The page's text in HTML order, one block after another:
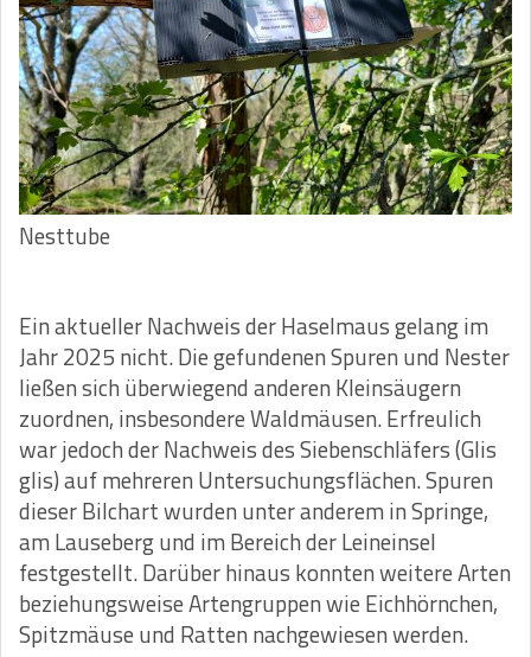
Nesttube
Ein aktueller Nachweis der Haselmaus gelang im
Jahr 2025 nicht. Die gefundenen Spuren und Nester
ließen sich überwiegend anderen Kleinsäugern
zuordnen, insbesondere Waldmäusen. Erfreulich
war jedoch der Nachweis des Siebenschläfers (Glis
glis) auf mehreren Untersuchungsflächen. Spuren
dieser Bilchart wurden unter anderem in Springe,
am Lauseberg und im Bereich der Leineinsel
festgestellt. Darüber hinaus konnten weitere Arten
beziehungsweise Artengruppen wie Eichhörnchen,
Spitzmäuse und Ratten nachgewiesen werden.